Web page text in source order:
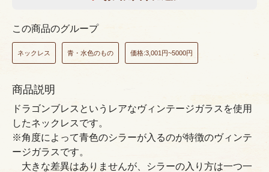
この商品のグループ
ネックレス 青・水色のもの 価格:3,001円~5000円
商品説明
ドラゴンブレスというレアなヴィンテージガラスを使用
したネックレスです。
※角度によって青色のシラーが入るのが特徴のヴィンテ
ージガラスです。
大きな差異はありませんが、シラーの入り方は一つ一